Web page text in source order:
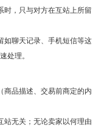
时，只与对方在互站上所留
如聊天记录、手机短信等这
处理。
商品描述、交易前商定的内
站无关；无论卖家以何理由